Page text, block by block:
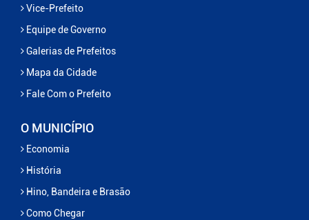
Vice-Prefeito
Equipe de Governo
Galerias de Prefeitos
Mapa da Cidade
Fale Com o Prefeito
O MUNICÍPIO
Economia
História
Hino, Bandeira e Brasão
Como Chegar